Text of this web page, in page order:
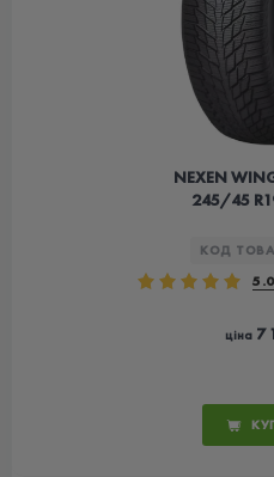
NEXEN
245/45
КОД
5.0
ціна7